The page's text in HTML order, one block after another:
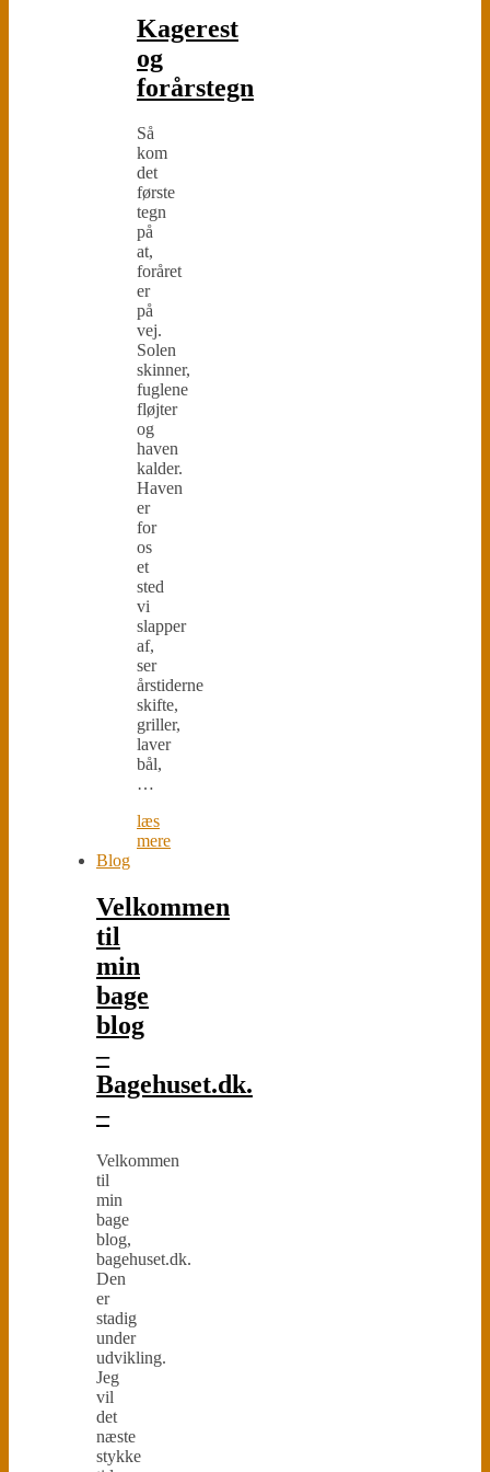
Kagerest
og
forårstegn
Så
kom
det
første
tegn
på
at,
foråret
er
på
vej.
Solen
skinner,
fuglene
fløjter
og
haven
kalder.
Haven
er
for
os
et
sted
vi
slapper
af,
ser
årstiderne
skifte,
griller,
laver
bål,
…
læs
mere
Blog
Velkommen
til
min
bage
blog
–
Bagehuset.dk.
–
Velkommen
til
min
bage
blog,
bagehuset.dk.
Den
er
stadig
under
udvikling.
Jeg
vil
det
næste
stykke